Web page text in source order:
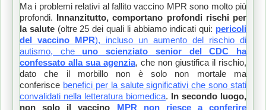
Ma i problemi relativi al fallito vaccino MPR sono molto più
profondi. Innanzitutto, comportano profondi rischi per
la salute(oltre 25 dei quali li abbiamo indicati qui: pericoli
del vaccino MPR), incluso un aumento del rischio di
autismo, che uno scienziato senior del CDC ha
confessato alla sua agenzia, che non giustifica il rischio,
dato che il morbillo non è solo non mortale ma
conferisce benefici per la salute significativi che sono stati
convalidati nella letteratura biomedica. In secondo luogo,
non solo il vaccino MPR non riesce a conferire